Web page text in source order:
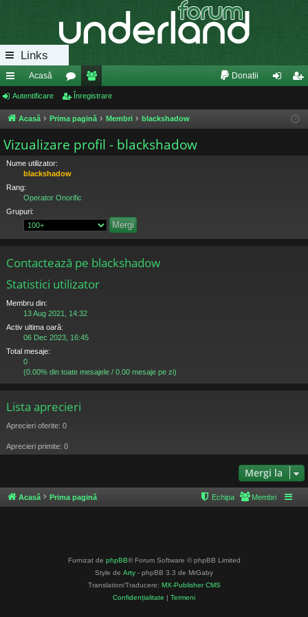
Links
eg
ăt
uri
ra
Acasă
or
u
e
m
Donatii
eg
Autentificare Înregistrare
Acasă Prima pagină Membri blackshadow
Vizualizare profil - blackshadow
Nume utilizator:
blackshadow
Rang:
Operator Onorific
Grupuri:
Contactează pe blackshadow
Statistici utilizator
Membru din:
13 Aug 2021, 14:32
Activ ultima oară:
06 Dec 2023, 16:45
Total mesaje:
0
(0.00% din toate mesajele / 0.00 mesaje pe zi)
Lista aprecieri
Aprecieri oferite: 0
Aprecieri primite: 0
Mergi la
Acasă Prima pagină Membri
Echipa
Furnizat de phpBB® Forum Software © phpBB Limited
Style de Arty - phpBB 3.3 de MrGaby
Translation/Traducere: MX-Publisher CMS
Confidențialitate | Termeni